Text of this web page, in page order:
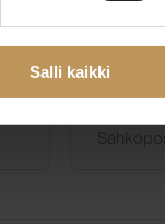
Salli kaikki